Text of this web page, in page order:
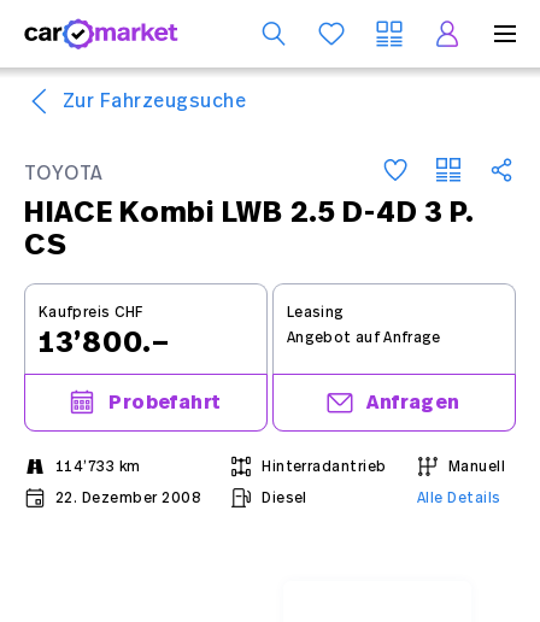
Zur Fahrzeugsuche
TOYOTA
HIACE Kombi LWB 2.5 D-4D 3 P.
CS
Kaufpreis CHF
13’800.–
Probefahrt
Leasing
Angebot auf Anfrage
Anfragen
114’733 km Hinterradantrieb
Manuell
22. Dezember 2008
Diesel Alle Details